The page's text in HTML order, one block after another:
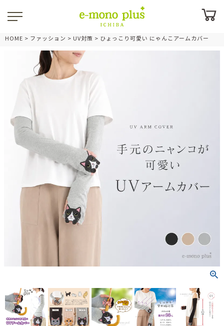
HOME ファッション UV対策 ひょっこり可愛い にゃんこアームカバー